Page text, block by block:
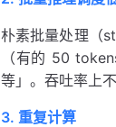
朴素批量处理（
（有的 50
等」。吞吐率上不
3. 重复计算